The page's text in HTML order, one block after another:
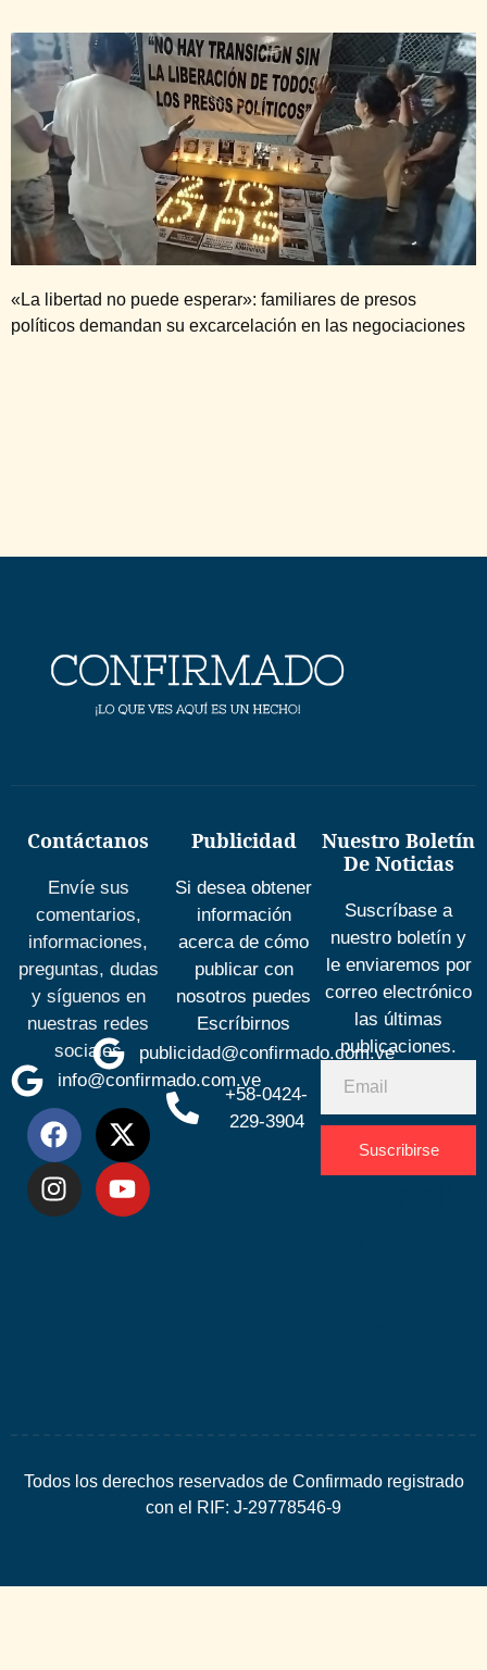
«La libertad no puede esperar»: familiares de presos
políticos demandan su excarcelación en las negociaciones
Contáctanos
Envíe sus
comentarios,
informaciones,
preguntas, dudas
y síguenos en
nuestras redes
sociales
info@confirmado.com.ve
Publicidad
Si desea obtener
información
acerca de cómo
publicar con
nosotros puedes
Escríbirnos
publicidad@confirmado.com.ve
+58-0424-
229-3904
Nuestro Boletín
De Noticias
Suscríbase a
nuestro boletín y
le enviaremos por
correo electrónico
las últimas
publicaciones.
Suscribirse
Todos los derechos reservados de Confirmado registrado
con el RIF: J-29778546-9